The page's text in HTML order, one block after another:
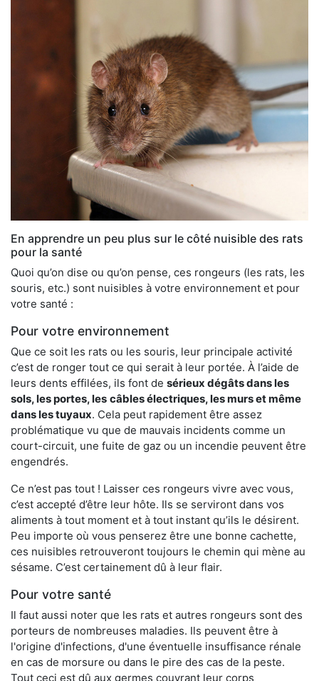
En apprendre un peu plus sur le côté nuisible des rats
pour la santé
Quoi qu’on dise ou qu’on pense, ces rongeurs (les rats, les
souris, etc.) sont nuisibles à votre environnement et pour
votre santé :
Pour votre environnement
Que ce soit les rats ou les souris, leur principale activité
c’est de ronger tout ce qui serait à leur portée. À l’aide de
leurs dents effilées, ils font de sérieux dégâts dans les
sols, les portes, les câbles électriques, les murs et même
dans les tuyaux. Cela peut rapidement être assez
problématique vu que de mauvais incidents comme un
court-circuit, une fuite de gaz ou un incendie peuvent être
engendrés.
Ce n’est pas tout ! Laisser ces rongeurs vivre avec vous,
c’est accepté d’être leur hôte. Ils se serviront dans vos
aliments à tout moment et à tout instant qu’ils le désirent.
Peu importe où vous penserez être une bonne cachette,
ces nuisibles retrouveront toujours le chemin qui mène au
sésame. C’est certainement dû à leur flair.
Pour votre santé
Il faut aussi noter que les rats et autres rongeurs sont des
porteurs de nombreuses maladies. Ils peuvent être à
l'origine d'infections, d'une éventuelle insuffisance rénale
en cas de morsure ou dans le pire des cas de la peste.
Tout ceci est dû aux germes couvrant leur corps